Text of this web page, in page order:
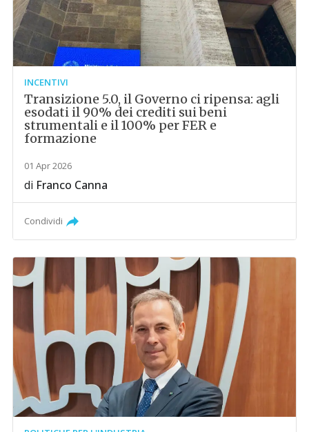
INCENTIVI
Transizione 5.0, il Governo ci ripensa: agli
esodati il 90% dei crediti sui beni
strumentali e il 100% per FER e
formazione
01 Apr 2026
di Franco Canna
Condividi